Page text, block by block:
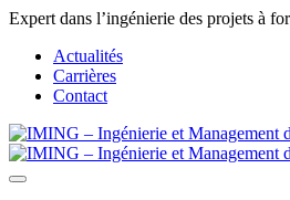
Expert dans l’ingénierie des projets à
Actualités
Carrières
Contact